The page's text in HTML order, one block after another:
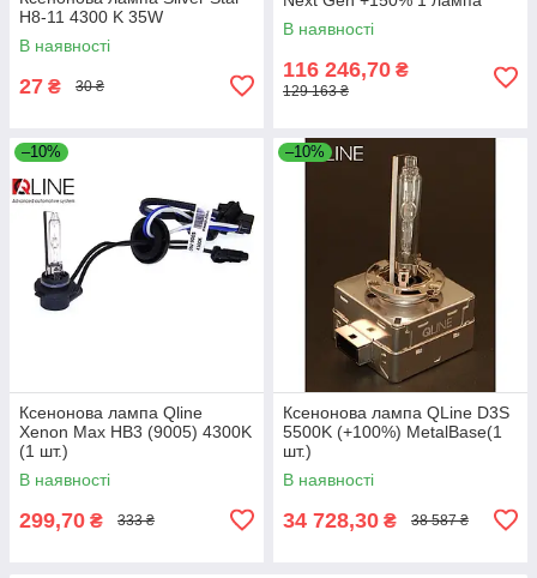
H8-11 4300 K 35W
В наявності
27 ₴ 30 ₴
(66240CBN)
В наявності
116 246,70 ₴
129 163 ₴
–10%
Ксенонова лампа Qline
Xenon Max HB3 (9005) 4300K
(1 шт.)
В наявності
299,70 ₴ 333 ₴
–10%
Ксенонова лампа QLine D3S
5500K (+100%) MetalBase(1
шт.)
В наявності
34 728,30 ₴ 38 587 ₴